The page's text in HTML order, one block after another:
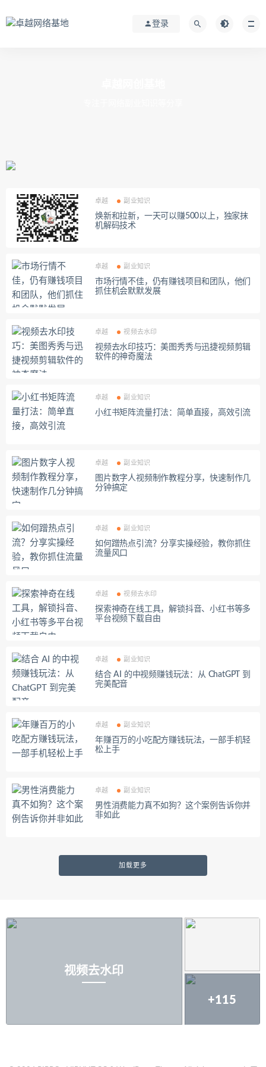
登录
卓越 副业知识
焕新和拉新，一天可以赚500以上，独家抹
机解码技术
卓越 副业知识
市场行情不佳，仍有赚钱项目和团队，他们
抓住机会默默发展
卓越 视频去水印
视频去水印技巧：美图秀秀与迅捷视频剪辑
软件的神奇魔法
卓越 副业知识
小红书矩阵流量打法：简单直接，高效引流
卓越 副业知识
图片数字人视频制作教程分享，快速制作几
分钟搞定
卓越 副业知识
如何蹭热点引流？分享实操经验，教你抓住
流量风口
卓越 视频去水印
探索神奇在线工具，解锁抖音、小红书等多
平台视频下载自由
卓越 副业知识
结合 AI 的中视频赚钱玩法：从 ChatGPT 到
完美配音
卓越 副业知识
年赚百万的小吃配方赚钱玩法，一部手机轻
松上手
卓越 副业知识
男性消费能力真不如狗？这个案例告诉你并
非如此
加载更多
视频去水印
+115